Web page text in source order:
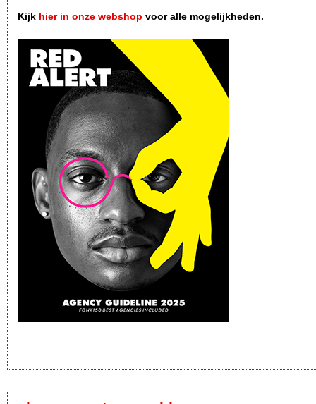
Kijk hier in onze webshop voor alle mogelijkheden.